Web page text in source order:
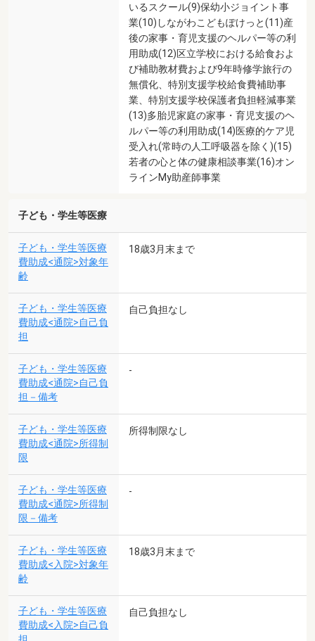
いるスクール(9)保幼小ジョイント事
業(10)しながわこどもぽけっと(11)産
後の家事・育児支援のヘルパー等の利
用助成(12)区立学校における給食およ
び補助教材費および9年時修学旅行の
無償化、特別支援学校給食費補助事
業、特別支援学校保護者負担軽減事業
(13)多胎児家庭の家事・育児支援のヘ
ルパー等の利用助成(14)医療的ケア児
受入れ(常時の人工呼吸器を除く)(15)
若者の心と体の健康相談事業(16)オン
ラインMy助産師事業
子ども・学生等医療
子ども・学生等医療
費助成<通院>対象年
齢
18歳3月末まで
子ども・学生等医療
費助成<通院>自己負
担
自己負担なし
子ども・学生等医療
費助成<通院>自己負
担－備考
-
子ども・学生等医療
費助成<通院>所得制
限
所得制限なし
子ども・学生等医療
費助成<通院>所得制
限－備考
-
子ども・学生等医療
費助成<入院>対象年
齢
18歳3月末まで
子ども・学生等医療
費助成<入院>自己負
自己負担なし